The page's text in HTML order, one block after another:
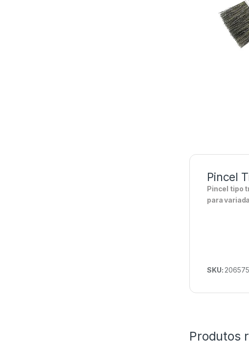
Pincel
Pincel tipo
para
SKU:
Produtos